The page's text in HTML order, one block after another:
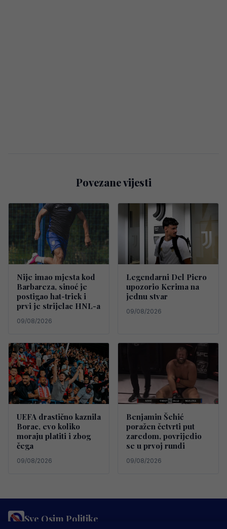
Povezane vijesti
Nije imao mjesta kod
Barbareza, sinoć je
postigao hat-trick i
prvi je strijelac HNL-a
09/08/2026
Legendarni Del Piero
upozorio Kerima na
jednu stvar
09/08/2026
UEFA drastično kaznila
Borac, evo koliko
moraju platiti i zbog
čega
09/08/2026
Benjamin Šehić
poražen četvrti put
zaredom, povrijedio
se u prvoj rundi
09/08/2026
Sve Osim Politike